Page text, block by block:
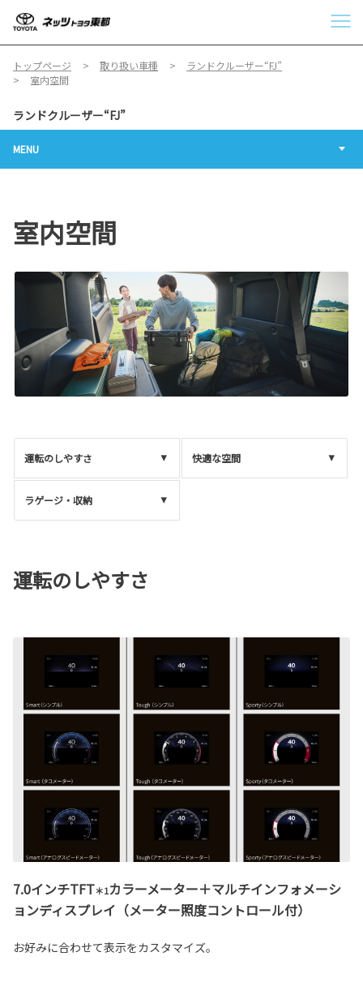
トップページ 取り扱い車種
ランドクルーザー“FJ”
室内空間
ランドクルーザー“FJ”
MENU
室内空間
運転のしやすさ 快適な空間
ラゲージ・収納
運転のしやすさ
7.0インチTFT＊1カラーメーター＋マルチインフォメーシ
ョンディスプレイ（メーター照度コントロール付）
お好みに合わせて表示をカスタマイズ。